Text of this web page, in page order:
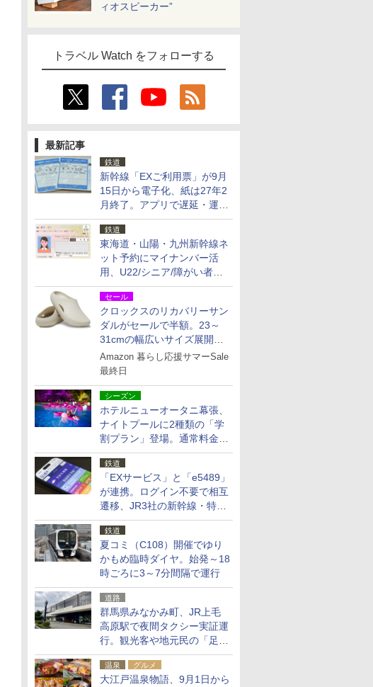
ィオスピーカー”
トラベル Watch をフォローする
最新記事
鉄道
新幹線「EXご利用票」が9月
15日から電子化、紙は27年2
月終了。アプリで遅延・運休
も確認可能に
鉄道
東海道・山陽・九州新幹線ネ
ット予約にマイナンバー活
用、U22/シニア/障がい者割
を9月15日から発売
セール
クロックスのリカバリーサン
ダルがセールで半額。23～
31cmの幅広いサイズ展開、
独自のクッション素材を採用
Amazon 暮らし応援サマーSale
最終日
シーズン
ホテルニューオータニ幕張、
ナイトプールに2種類の「学
割プラン」登場。通常料金の
およそ半額でお得に夜活
鉄道
「EXサービス」と「e5489」
が連携。ログイン不要で相互
遷移、JR3社の新幹線・特急
予約をアプリで一括確認
鉄道
夏コミ（C108）開催でゆり
かもめ臨時ダイヤ。始発～18
時ごろに3～7分間隔で運行
道路
群馬県みなかみ町、JR上毛
高原駅で夜間タクシー実証運
行。観光客や地元民の「足が
ない」課題解消へ、木金土に
2台体制
温泉 グルメ
大江戸温泉物語、9月1日から